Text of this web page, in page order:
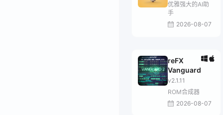
优雅强大的AI助
手
2026-08-07
reFX
Vanguard
v2.1.11
ROM合成器
2026-08-07